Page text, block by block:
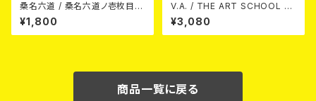
桑名六道 / 桑名六道ノ壱枚目
(CD)
¥1,800
V.A. / THE ART SCHOOL D
ANCE GOES ON LEEDS PO
ST-PUNK 1977-84 (帯ライナ
ー付国内盤仕様) CD
¥3,080
商品一覧に戻る